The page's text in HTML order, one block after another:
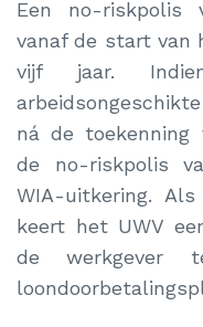
Een no-riskpolis
vanaf de start van
vijf jaar.
ná de toekenning
de no-riskpolis
WIA-uitkering.
keert het UWV
de werkgever